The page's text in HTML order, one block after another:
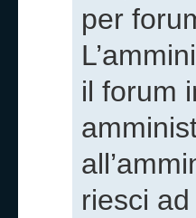
per
il forum
riesci